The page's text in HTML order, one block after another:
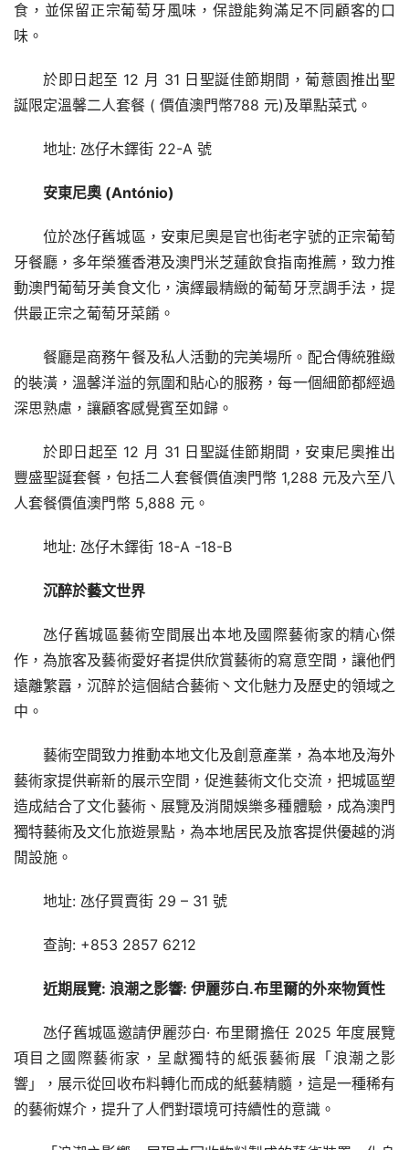
食，並保留正宗葡萄牙風味，保證能夠滿足不同顧客的口
味。
於即日起至 12 月 31 日聖誕佳節期間，葡薏園推出聖
誕限定溫馨二人套餐 ( 價值澳門幣788 元)及單點菜式。
地址: 氹仔木鐸街 22-A 號
安東尼奧 (António)
位於氹仔舊城區，安東尼奧是官也街老字號的正宗葡萄
牙餐廳，多年榮獲香港及澳門米芝蓮飲食指南推薦，致力推
動澳門葡萄牙美食文化，演繹最精緻的葡萄牙烹調手法，提
供最正宗之葡萄牙菜餚。
餐廳是商務午餐及私人活動的完美場所。配合傳統雅緻
的裝潢，溫馨洋溢的氛圍和貼心的服務，每一個細節都經過
深思熟慮，讓顧客感覺賓至如歸。
於即日起至 12 月 31 日聖誕佳節期間，安東尼奧推出
豐盛聖誕套餐，包括二人套餐價值澳門幣 1,288 元及六至八
人套餐價值澳門幣 5,888 元。
地址: 氹仔木鐸街 18-A -18-B
沉醉於藝文世界
氹仔舊城區藝術空間展出本地及國際藝術家的精心傑
作，為旅客及藝術愛好者提供欣賞藝術的寫意空間，讓他們
遠離繁囂，沉醉於這個結合藝術丶文化魅力及歷史的領域之
中。
藝術空間致力推動本地文化及創意產業，為本地及海外
藝術家提供嶄新的展示空間，促進藝術文化交流，把城區塑
造成結合了文化藝術、展覽及消閒娛樂多種體驗，成為澳門
獨特藝術及文化旅遊景點，為本地居民及旅客提供優越的消
閒設施。
地址: 氹仔買賣街 29 – 31 號
查詢: +853 2857 6212
近期展覽: 浪潮之影響: 伊麗莎白.布里爾的外來物質性
氹仔舊城區邀請伊麗莎白· 布里爾擔任 2025 年度展覽
項目之國際藝術家，呈獻獨特的紙張藝術展「浪潮之影
響」，展示從回收布料轉化而成的紙藝精髓，這是一種稀有
的藝術媒介，提升了人們對環境可持續性的意識。